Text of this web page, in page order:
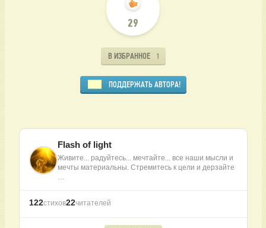
29
В ИЗБРАННОЕ 1
ПОДДЕРЖАТЬ АВТОРА!
Flash of light
Живите... радуйтесь... мечтайте... все наши мысли и
мечты материальны. Стремитесь к цели и дерзайте
…
122стихов22читателей